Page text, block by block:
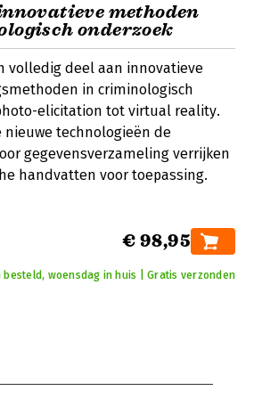
methoden
onderzoek
volledig deel aan innovatieve
in criminologisch
elicitation tot virtual reality.
nieuwe technologieën de
gegevensverzameling verrijken
handvatten voor toepassing.
€ 98,95
besteld, woensdag in huis | Gratis verzonden